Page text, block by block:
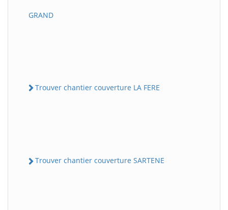
GRAND
Trouver chantier couverture LA FERE
Trouver chantier couverture SARTENE